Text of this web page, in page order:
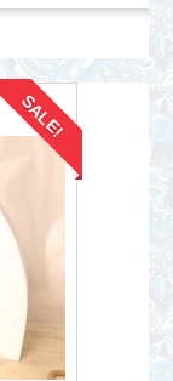
SALE!